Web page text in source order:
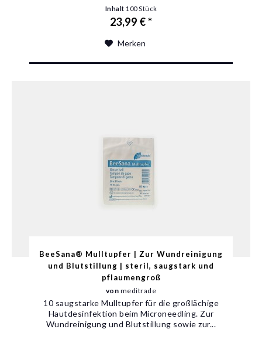
Inhalt 100 Stück
23,99 € *
Merken
BeeSana® Mulltupfer | Zur Wundreinigung
und Blutstillung | steril, saugstark und
pflaumengroß
von meditrade
10 saugstarke Mulltupfer für die großlächige
Hautdesinfektion beim Microneedling. Zur
Wundreinigung und Blutstillung sowie zur...